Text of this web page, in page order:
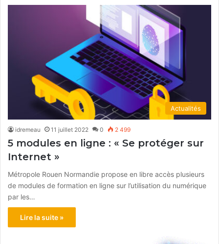
Actualités
idremeau 11 juillet 2022 0 2 499
5 modules en ligne : « Se protéger sur
Internet »
Métropole Rouen Normandie propose en libre accès plusieurs
de modules de formation en ligne sur l’utilisation du numérique
par les…
Lire la suite »